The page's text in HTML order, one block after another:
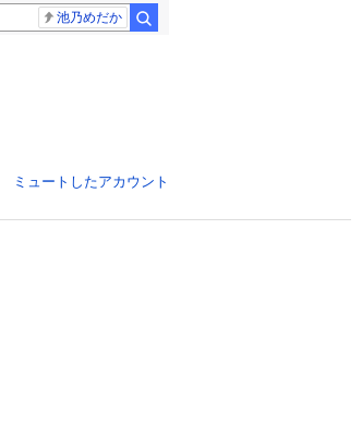
池乃めだか
ミュートしたアカウント